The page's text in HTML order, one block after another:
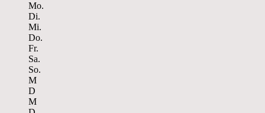
Mo.
Di.
Mi.
Do.
Fr.
Sa.
So.
M
D
M